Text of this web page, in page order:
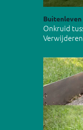
Buitenleven
Onkruid